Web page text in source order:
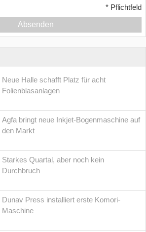
* Pflichtfeld
Absenden
Neue Halle schafft Platz für acht
Folienblasanlagen
Agfa bringt neue Inkjet-Bogenmaschine auf
den Markt
Starkes Quartal, aber noch kein
Durchbruch
Dunav Press installiert erste Komori-
Maschine